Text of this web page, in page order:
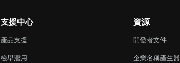
支援中心
產品支援
檢舉濫用
資源
開發者文件
企業名稱產生器